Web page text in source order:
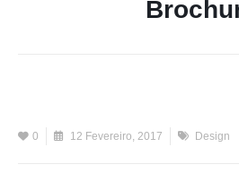
0 12 Fevereiro, 2017 Design